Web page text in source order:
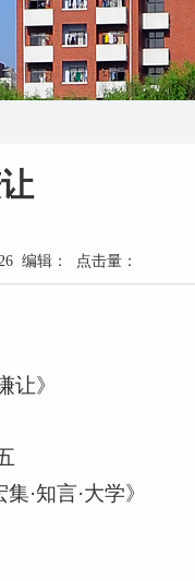
编辑： 点击量：
让》
·知言·大学》